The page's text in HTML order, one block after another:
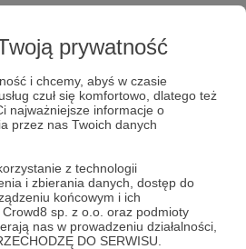
prywatność
i chcemy, abyś w czasie
czuł się komfortowo, dlatego też
najważniejsze informacje o
przez nas Twoich danych
z technologii
i zbierania danych, dostęp do
końcowym i ich
sp. z o.o. oraz podmioty
nas w prowadzeniu działalności,
DO SERWISU.
Strategy&Future, autor
O wojnie”, wydanej
o nadchodzącej
mocarstw w Eurazji i o
na zachodnim Pacyfiku,
lądem a morzem. O
w 2018 roku, i
z roku 2019.